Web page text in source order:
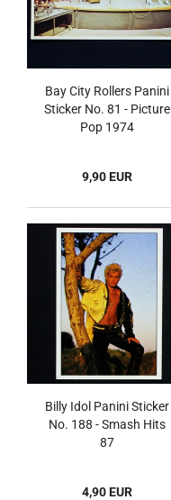
Bay City Rollers Panini
Sticker No. 81 - Picture
Pop 1974
9,90 EUR
Billy Idol Panini Sticker
No. 188 - Smash Hits
87
4,90 EUR